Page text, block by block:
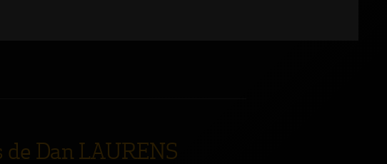
Dan LAURENS